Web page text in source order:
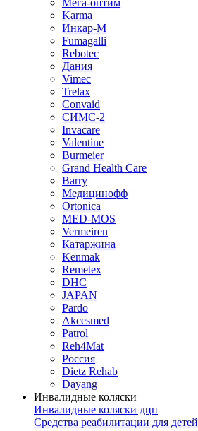
Мега-оптим
Karma
Инкар-М
Fumagalli
Rebotec
Дания
Vimec
Trelax
Convaid
СИМС-2
Invacare
Valentine
Burmeier
Grand Health Care
Barry
Медицинофф
Ortonica
MED-MOS
Vermeiren
Катаржина
Kenmak
Remetex
DHC
JAPAN
Pardo
Akcesmed
Patrol
Reh4Mat
Россия
Dietz Rehab
Dayang
Инвалидные коляски
Инвалидные коляски дцп
Средства реабилитации для детей